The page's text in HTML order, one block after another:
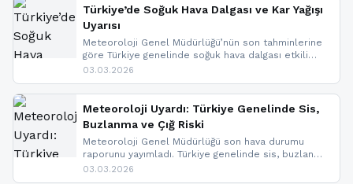
nedeniyle görüş mesafesinde azalma
yaşanabileceği belirtiliyor.
Türkiye’de Soğuk Hava Dalgası ve Kar Yağışı
Uyarısı
Meteoroloji Genel Müdürlüğü’nün son tahminlerine
göre Türkiye genelinde soğuk hava dalgası etkili
oluyor. Birçok il için kar yağışı ve buzlanma uyarısı
03.03.2026
Meteoroloji Uyardı: Türkiye Genelinde Sis,
Buzlanma ve Çığ Riski
Meteoroloji Genel Müdürlüğü son hava durumu
raporunu yayımladı. Türkiye genelinde sis, buzlanma
ve don beklenirken Doğu Anadolu ve Doğu
03.03.2026